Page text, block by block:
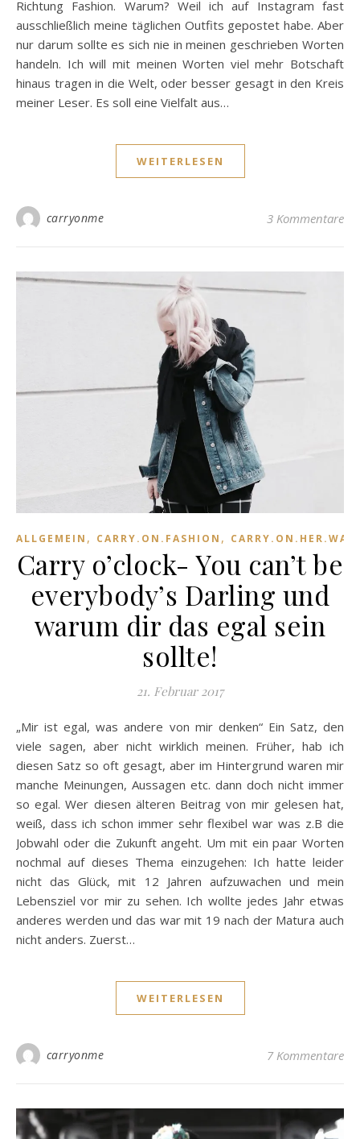
Richtung Fashion. Warum? Weil ich auf Instagram fast
ausschließlich meine täglichen Outfits gepostet habe. Aber
nur darum sollte es sich nie in meinen geschrieben Worten
handeln. Ich will mit meinen Worten viel mehr Botschaft
hinaus tragen in die Welt, oder besser gesagt in den Kreis
meiner Leser. Es soll eine Vielfalt aus…
WEITERLESEN
carryonme 3 Kommentare
ALLGEMEIN , CARRY.ON.FASHION ,
Carry o’clock- You can’t be
everybody’s Darling und
warum dir das egal sein
sollte!
21. Februar 2017
„Mir ist egal, was andere von mir denken“ Ein Satz, den
viele sagen, aber nicht wirklich meinen. Früher, hab ich
diesen Satz so oft gesagt, aber im Hintergrund waren mir
manche Meinungen, Aussagen etc. dann doch nicht immer
so egal. Wer diesen älteren Beitrag von mir gelesen hat,
weiß, dass ich schon immer sehr flexibel war was z.B die
Jobwahl oder die Zukunft angeht. Um mit ein paar Worten
nochmal auf dieses Thema einzugehen: Ich hatte leider
nicht das Glück, mit 12 Jahren aufzuwachen und mein
Lebensziel vor mir zu sehen. Ich wollte jedes Jahr etwas
anderes werden und das war mit 19 nach der Matura auch
nicht anders. Zuerst…
WEITERLESEN
carryonme 7 Kommentare